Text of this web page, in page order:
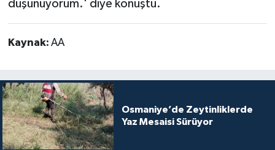
düşünüyorum.' diye konuştu.
Kaynak: AA
Osmaniye’de Zeytinliklerde
Yaz Mesaisi Sürüyor